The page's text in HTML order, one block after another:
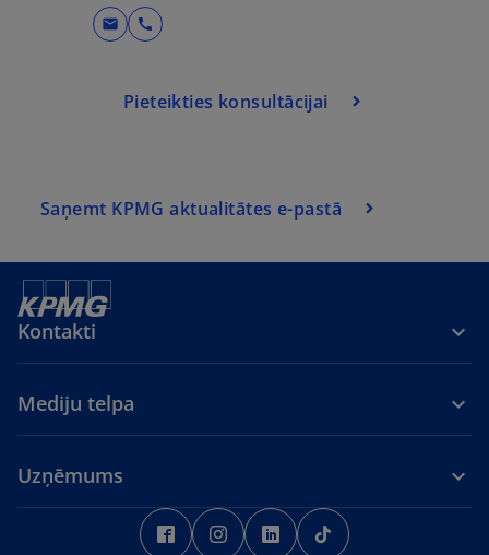
mail call
Pieteikties konsultācijai
Saņemt KPMG aktualitātes e-pastā
e
b
Kontakti
Mediju telpa
Uzņēmums
o
p
o
p
o
p
p